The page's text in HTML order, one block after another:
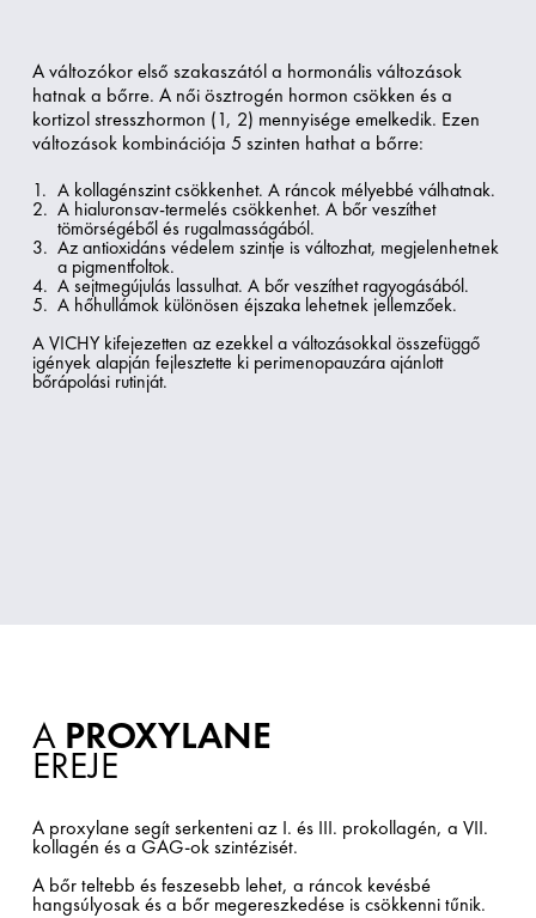
A változókor első szakaszától a hormonális változások
hatnak a bőrre. A női ösztrogén hormon csökken és a
kortizol stresszhormon (1, 2) mennyisége emelkedik. Ezen
változások kombinációja 5 szinten hathat a bőrre:
A kollagénszint csökkenhet. A ráncok mélyebbé válhatnak.
A hialuronsav-termelés csökkenhet. A bőr veszíthet
tömörségéből és rugalmasságából.
Az antioxidáns védelem szintje is változhat, megjelenhetnek
a pigmentfoltok.
A sejtmegújulás lassulhat. A bőr veszíthet ragyogásából.
A hőhullámok különösen éjszaka lehetnek jellemzőek.
A VICHY kifejezetten az ezekkel a változásokkal összefüggő
igények alapján fejlesztette ki perimenopauzára ajánlott
bőrápolási rutinját.
A PROXYLANE
EREJE
A proxylane segít serkenteni az I. és III. prokollagén, a VII.
kollagén és a GAG-ok szintézisét.
A bőr teltebb és feszesebb lehet, a ráncok kevésbé
hangsúlyosak és a bőr megereszkedése is csökkenni tűnik.